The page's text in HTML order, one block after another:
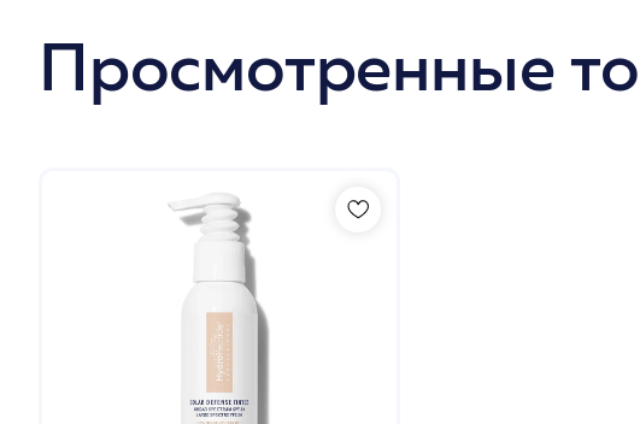
Просмотренные